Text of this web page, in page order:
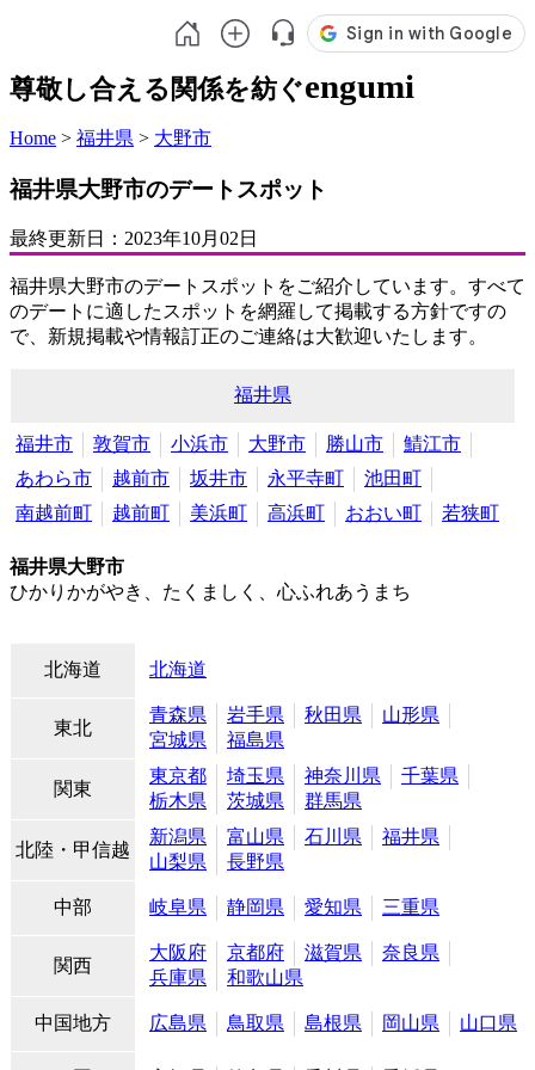
尊敬し合える関係を紡ぐengumi
Home > 福井県 > 大野市
福井県大野市のデートスポット
最終更新日： 2023年10月02日
福井県大野市のデートスポットをご紹介しています。すべて
のデートに適したスポットを網羅して掲載する方針ですの
で、新規掲載や情報訂正のご連絡は大歓迎いたします。
福井県
福井市 敦賀市 小浜市 大野市 勝山市
鯖江市
あわら市
越前市 坂井市 永平寺町
池田町
南越前町
越前町 美浜町 高浜町 おおい町 若狭町
福井県大野市
ひかりかがやき、たくましく、心ふれあうまち
北海道 北海道
東北
青森県 岩手県 秋田県
山形県
宮城県
福島県
関東
東京都 埼玉県 神奈川県
千葉県
栃木県
茨城県 群馬県
北陸・甲信越
新潟県 富山県 石川県
福井県
山梨県
長野県
中部 岐阜県 静岡県 愛知県 三重県
関西
大阪府 京都府 滋賀県
奈良県
兵庫県
和歌山県
中国地方 広島県 鳥取県 島根県 岡山県 山口県